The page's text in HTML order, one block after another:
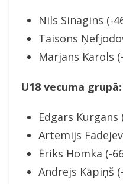
Nils Sinagins (-
Taisons
Marjans Karols
U18 vecuma grupā:
Edgars
Artemijs
Ēriks Homka (-
Andrejs Kāpiņš